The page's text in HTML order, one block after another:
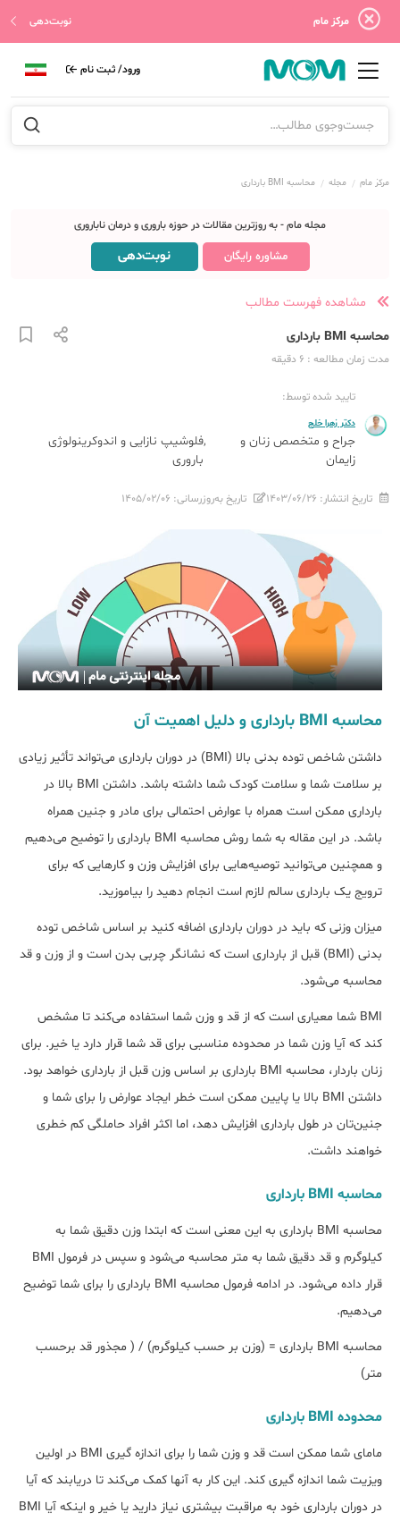
مرکز مام نوبت‌دهی
ورود/ ثبت نام
مرکز مام مجله محاسبه BMI بارداری
مجله مام - به روزترین مقالات در حوزه باروری و درمان ناباروری
مشاوره رایگان نوبت‌دهی
مشاهده فهرست مطالب
محاسبه BMI بارداری
مدت زمان مطالعه : 6 دقیقه
تایید شده توسط:
دکتر زهرا خلج
جراح و متخصص زنان و
زایمان
فلوشیپ نازایی و اندوکرینولوژی
باروری
تاریخ انتشار: ۱۴۰۳/۰۶/۲۶ تاریخ به‌روزرسانی: ۱۴۰۵/۰۲/۰۶
محاسبه BMI بارداری و دلیل اهمیت آن
داشتن شاخص توده بدنی بالا (BMI) در دوران بارداری می‌تواند تأثیر زیادی
بر سلامت شما و سلامت کودک شما داشته باشد. داشتن BMI بالا در
بارداری ممکن است همراه با عوارض احتمالی برای مادر و جنین همراه
باشد. در این مقاله به شما روش محاسبه BMI بارداری را توضیح می‌دهیم
و همچنین می‌توانید توصیه‌هایی برای افزایش وزن و کارهایی که برای
ترویج یک بارداری سالم لازم است انجام دهید را بیاموزید.
میزان وزنی که باید در دوران بارداری اضافه کنید بر اساس شاخص توده
بدنی (BMI) قبل از بارداری است که نشانگر چربی بدن است و از وزن و قد
محاسبه می‌شود.
BMI شما معیاری است که از قد و وزن شما استفاده می‌کند تا مشخص
کند که آیا وزن شما در محدوده مناسبی برای قد شما قرار دارد یا خیر. برای
زنان باردار، محاسبه BMI بارداری بر اساس وزن قبل از بارداری خواهد بود.
داشتن BMI بالا یا پایین ممکن است خطر ایجاد عوارض را برای شما و
جنین‌تان در طول بارداری افزایش دهد، اما اکثر افراد حاملگی کم خطری
خواهند داشت.
محاسبه BMI بارداری
محاسبه BMI بارداری به این معنی است که ابتدا وزن دقیق شما به
کیلوگرم و قد دقیق شما به متر محاسبه می‌شود و سپس در فرمول BMI
قرار داده می‌شود. در ادامه فرمول محاسبه BMI بارداری را برای شما توضیح
می‌دهیم.
محاسبه BMI بارداری = (وزن بر حسب کیلوگرم) / ( مجذور قد برحسب
متر)
محدوده BMI بارداری
مامای شما ممکن است قد و وزن شما را برای اندازه گیری BMI در اولین
ویزیت شما اندازه گیری کند. این کار به آنها کمک می‌کند تا دریابند که آیا
در دوران بارداری خود به مراقبت بیشتری نیاز دارید یا خیر و اینکه آیا BMI